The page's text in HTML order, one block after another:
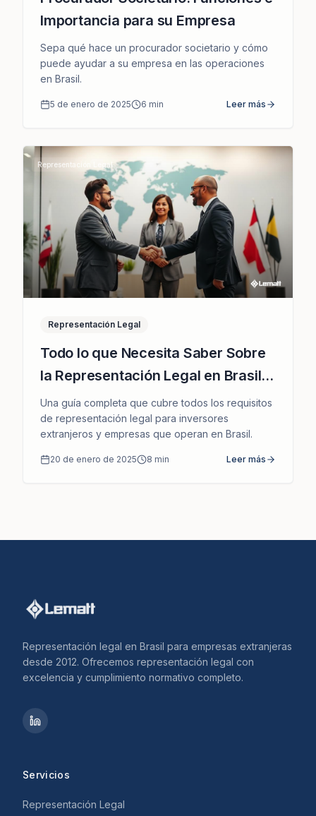
Importancia para su Empresa
Sepa qué hace un procurador societario y cómo
puede ayudar a su empresa en las operaciones
en Brasil.
5 de enero de 2025 6 min Leer más
Representación Legal
Representación Legal
Todo lo que Necesita Saber Sobre
la Representación Legal en Brasil y
Cómo Podemos Apoyarlo
Una guía completa que cubre todos los requisitos
de representación legal para inversores
extranjeros y empresas que operan en Brasil.
20 de enero de 2025 8 min Leer más
Representación legal en Brasil para empresas extranjeras
desde 2012. Ofrecemos representación legal con
excelencia y cumplimiento normativo completo.
Servicios
Representación Legal